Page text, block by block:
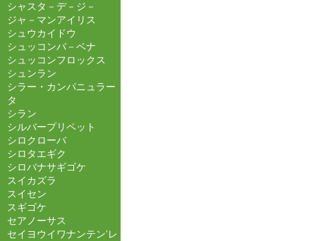
シャスタ－デ－ジ－
ジャ－マンアイリス
シュウカイドウ
シュッコンバ－ベナ
シュッコンフロックス
シュンラン
シラー・カンパニュラー
タ
シラン
シルバープリペット
シロクローバ
シロタエギク
シロバナサギゴケ
スイカズラ
スイセン
スギゴケ
セアノーサス
セイヨウイワナンテン'レ